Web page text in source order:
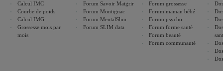
Calcul IMC
Courbe de poids
Calcul IMG
Grossesse mois par
mois
Forum Savoir Maigrir
Forum Montignac
Forum MentalSlim
Forum SLIM data
Forum grossesse
Forum maman bébé
Forum psycho
Forum forme santé
Forum beauté
Forum communauté